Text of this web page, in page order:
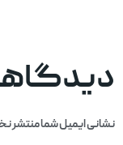
نشانی ایمیل شما منتشر